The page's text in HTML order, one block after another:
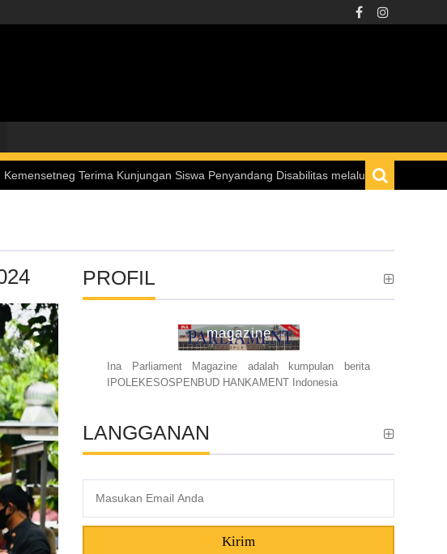
Kunjungan Siswa Penyandang Disabilitas melalui Program “Istana untuk Anak
PROFIL
magazine
Ina Parliament Magazine adalah kumpulan berita
IPOLEKESOSPENBUD HANKAMENT Indonesia
LANGGANAN
Kirim